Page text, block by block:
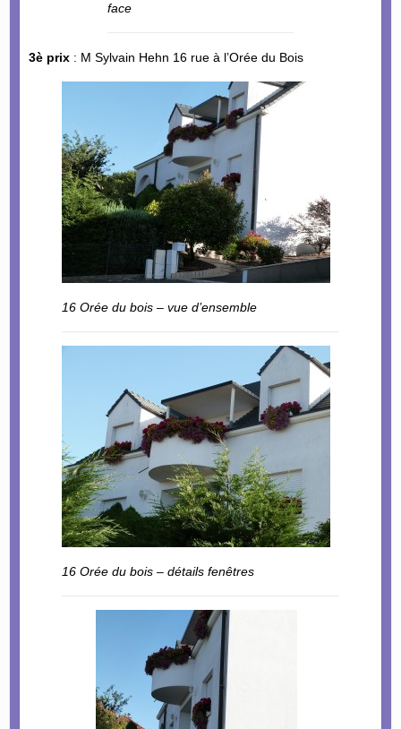
face
3è prix: M Sylvain Hehn 16 rue à l’Orée du Bois
16 Orée du bois – vue d’ensemble
16 Orée du bois – détails fenêtres